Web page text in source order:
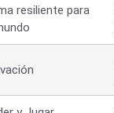
resiliente para